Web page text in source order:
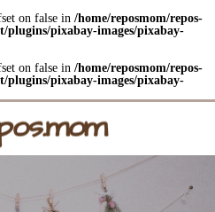
on false in /home/reposmom/repos-
pixabay-images/pixabay-
on false in /home/reposmom/repos-
pixabay-images/pixabay-